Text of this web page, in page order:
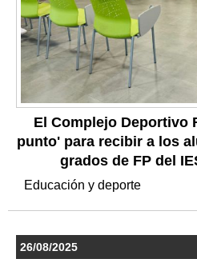
El Complejo Deportivo
punto' para recibir a los
grados de FP del
Educación y deporte
26/08/2025